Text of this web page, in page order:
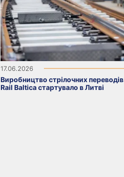
17.06.2026
Виробництво стрілочних переводів
Rail Baltica стартувало в Литві